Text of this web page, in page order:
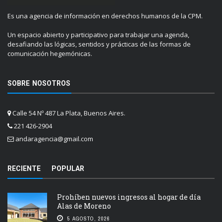
Es una agencia de información en derechos humanos de la CPM.
Un espacio abierto y participativo para trabajar una agenda,
desafiando las lógicas, sentidos y prácticas de las formas de
comunicación hegemónicas.
SOBRE NOSOTROS
Calle 54 Nº 487 La Plata, Buenos Aires.
221 426-2904
andaragencia@gmail.com
RECIENTE POPULAR
Prohíben nuevos ingresos al hogar de día
Alas de Moreno
5 AGOSTO, 2026